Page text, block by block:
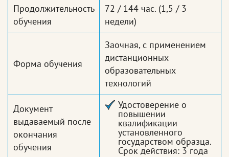
Продолжительность
обучения
72 / 144 час. (1,5 / 3
недели)
Форма обучения
Заочная, с применением
дистанционных
образовательных
технологий
Документ
выдаваемый после
окончания
обучения
Удостоверение о
повышении
квалификации
установленного
государством образца.
Срок действия: 3 года